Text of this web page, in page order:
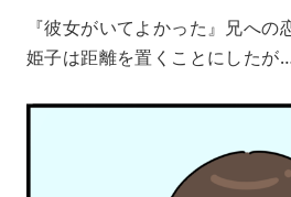
『彼女がいてよかった』兄への
姫子は距離を置くことにしたが